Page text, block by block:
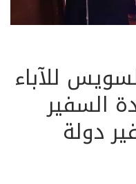
للآباء
السفير
دولة